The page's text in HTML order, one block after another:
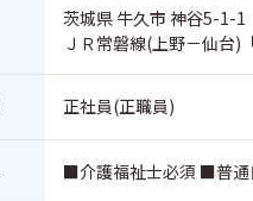
茨城県 牛久市 神谷5-1-1
ＪＲ常磐線(上野－仙台)
正社員(正職員)
■介護福祉士必須 ■普